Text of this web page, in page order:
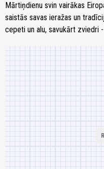
Mārtiņdienu svin vairākas
saistās savas ieražas un
cepeti un alu, savukārt zviedri